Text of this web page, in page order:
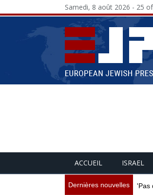
Samedi, 8 août 2026 - 25
ACCUEIL ISRAEL
Dernières nouvelles 'Pas